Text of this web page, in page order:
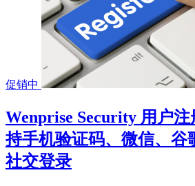
促销中
Wenprise Security 用户
持手机验证码、微信、谷
社交登录